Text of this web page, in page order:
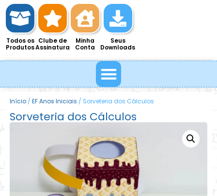
Todos os
Produtos
Clube de
Assinatura
Minha
Conta
Seus
Downloads
Início / EF Anos Iniciais / Sorveteria dos Cálculos
Sorveteria dos Cálculos